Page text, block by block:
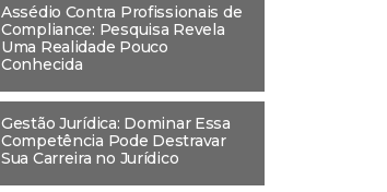
Assédio Contra Profissionais de
Compliance: Pesquisa Revela
Uma Realidade Pouco
Conhecida
Gestão Jurídica: Dominar Essa
Competência Pode Destravar
Sua Carreira no Jurídico